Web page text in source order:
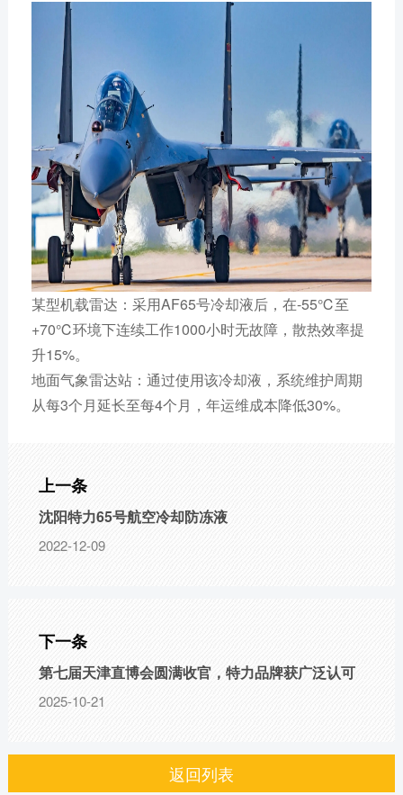
某型机载雷达：采用AF65号冷却液后，在-55℃至
+70℃环境下连续工作1000小时无故障，散热效率提
升15%。
地面气象雷达站：通过使用该冷却液，系统维护周期
从每3个月延长至每4个月，年运维成本降低30%。
上一条
沈阳特力65号航空冷却防冻液
2022-12-09
下一条
第七届天津直博会圆满收官，特力品牌获广泛认可
2025-10-21
返回列表